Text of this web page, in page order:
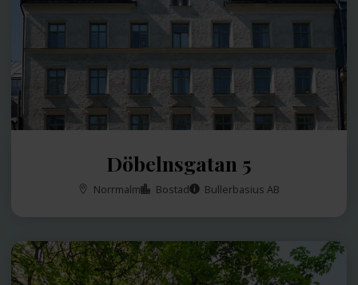
Döbelnsgatan 5
Norrmalm Bostad Bullerbasius AB